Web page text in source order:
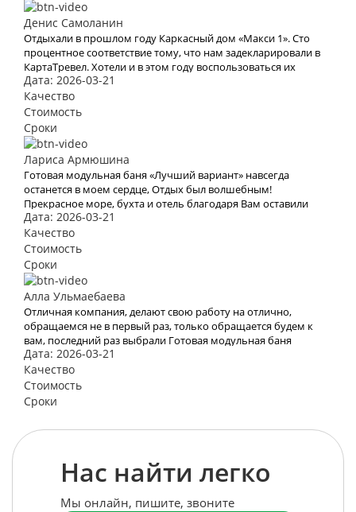
Денис Самоланин
Отдыхали в прошлом году Каркасный дом «Макси 1». Сто
процентное соответствие тому, что нам задекларировали в
КартаТревел. Хотели и в этом году воспользоваться их
услугами, но видимо эта пандемия все испортит.
Дата: 2026-03-21
Качество
Стоимость
Сроки
Лариса Армюшина
Готовая модульная баня «Лучший вариант» навсегда
останется в моем сердце, Отдых был волшебным!
Прекрасное море, бухта и отель благодаря Вам оставили
яркое впечатление и бурю эмоций. В это место хочется
возвращаться Снова и снова. Спасибо Вам за Вашу работу.
Мы с мужем рады, что обратились к Вам. Теперь с Вами
отдых для нас больше не проблема
Дата: 2026-03-21
Качество
Стоимость
Сроки
Алла Ульмаебаева
Отличная компания, делают свою работу на отлично,
обращаемся не в первый раз, только обращается будем к
вам, последний раз выбрали Готовая модульная баня
«Лучший вариант»
Дата: 2026-03-21
Качество
Стоимость
Сроки
Нас найти легко
Мы онлайн, пишите, звоните